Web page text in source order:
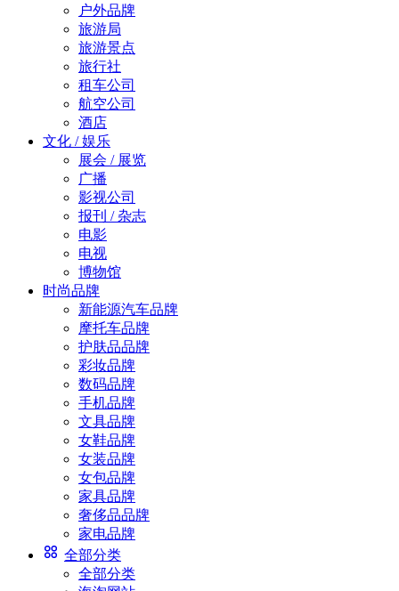
户外品牌
旅游局
旅游景点
旅行社
租车公司
航空公司
酒店
文化 / 娱乐
展会 / 展览
广播
影视公司
报刊 / 杂志
电影
电视
博物馆
时尚品牌
新能源汽车品牌
摩托车品牌
护肤品品牌
彩妆品牌
数码品牌
手机品牌
文具品牌
女鞋品牌
女装品牌
女包品牌
家具品牌
奢侈品品牌
家电品牌
全部分类
全部分类